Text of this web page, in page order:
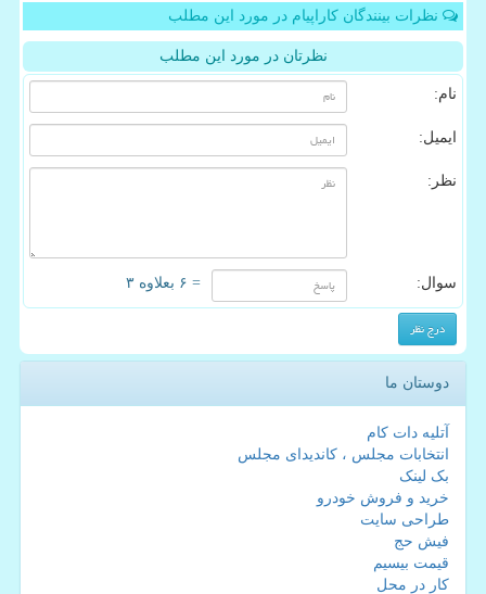
نظرات بینندگان کاراپیام در مورد این مطلب
نظرتان در مورد این مطلب
نام:
ایمیل:
نظر:
سوال: = ۶ بعلاوه ۳
دوستان ما
آتلیه دات کام
انتخابات مجلس ، کاندیدای مجلس
بک لینک
خرید و فروش خودرو
طراحی سایت
فیش حج
قیمت بیسیم
کار در محل